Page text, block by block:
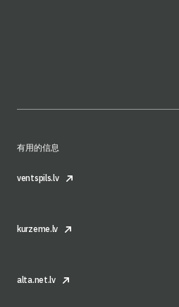
有用的信息
ventspils.lv
kurzeme.lv
alta.net.lv